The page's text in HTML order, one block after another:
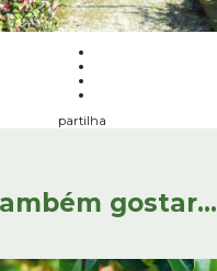
partilha
gostar...